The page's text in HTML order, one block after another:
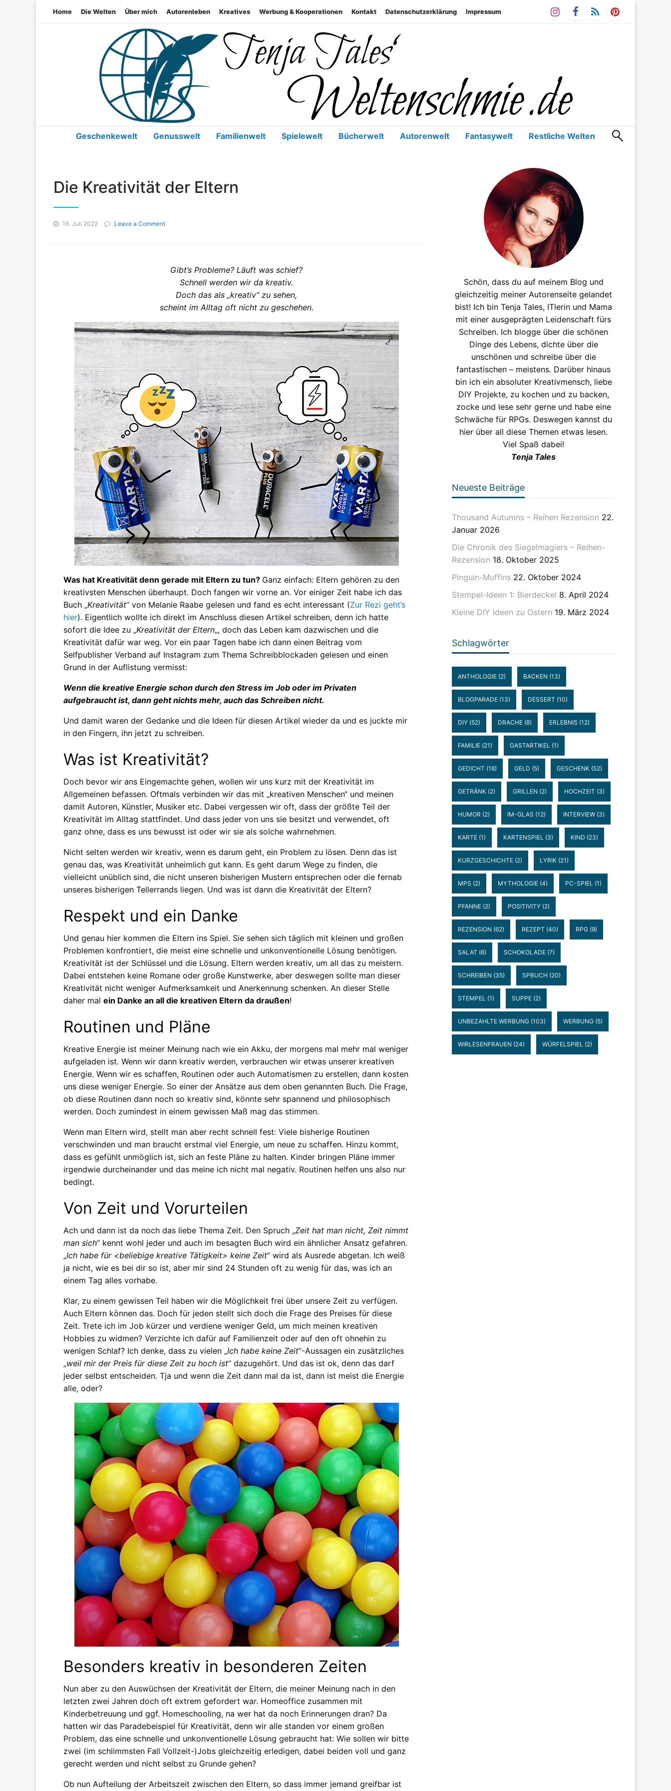
Home Die Welten Über mich Autorenleben Kreatives Werbung & Kooperationen Kontakt Datenschutzerklärung Impressum
Weltenschmie.de Blog
Geschenke, Genuss, Familie, Bücher & mehr
Geschenkewelt Genusswelt Familienwelt Spielewelt Bücherwelt Autorenwelt Fantasywelt Restliche Welten
Die Kreativität der Eltern
16. Juli 2022 Leave a Commenton
Gibt’s Probleme? Läuft was schief?
Schnell werden wir da kreativ.
Doch das als „kreativ“ zu sehen,
scheint im Alltag oft nicht zu geschehen.
Was hat Kreativität denn gerade mit Eltern zu tun? Ganz einfach: Eltern gehören zu den
kreativsten Menschen überhaupt. Doch fangen wir vorne an. Vor einiger Zeit habe ich das
Buch „Kreativität“ von Melanie Raabe gelesen und fand es echt interessant (Zur Rezi geht’s
hier). Eigentlich wollte ich direkt im Anschluss diesen Artikel schreiben, denn ich hatte
sofort die Idee zu „Kreativität der Eltern„, doch das Leben kam dazwischen und die
Kreativität dafür war weg. Vor ein paar Tagen habe ich dann einen Beitrag vom
Selfpublisher Verband auf Instagram zum Thema Schreibblockaden gelesen und einen
Grund in der Auflistung vermisst:
Wenn die kreative Energie schon durch den Stress im Job oder im Privaten
aufgebraucht ist, dann geht nichts mehr, auch das Schreiben nicht.
Und damit waren der Gedanke und die Ideen für diesen Artikel wieder da und es juckte mir
in den Fingern, ihn jetzt zu schreiben.
Was ist Kreativität?
Doch bevor wir ans Eingemachte gehen, wollen wir uns kurz mit der Kreativität im
Allgemeinen befassen. Oftmals verbinden wir das mit „kreativen Menschen“ und meinen
damit Autoren, Künstler, Musiker etc. Dabei vergessen wir oft, dass der größte Teil der
Kreativität im Alltag stattfindet. Und dass jeder von uns sie besitzt und verwendet, oft
ganz ohne, dass es uns bewusst ist oder wir sie als solche wahrnehmen.
Nicht selten werden wir kreativ, wenn es darum geht, ein Problem zu lösen. Denn das ist
genau das, was Kreativität unheimlich gut kann. Es geht darum Wege zu finden, die
vielleicht unüblich sind, die nicht unseren bisherigen Mustern entsprechen oder die fernab
unseres bisherigen Tellerrands liegen. Und was ist dann die Kreativität der Eltern?
Respekt und ein Danke
Und genau hier kommen die Eltern ins Spiel. Sie sehen sich täglich mit kleinen und großen
Problemen konfrontiert, die meist eine schnelle und unkonventionelle Lösung benötigen.
Kreativität ist der Schlüssel und die Lösung. Eltern werden kreativ, um all das zu meistern.
Dabei entstehen keine Romane oder große Kunstwerke, aber deswegen sollte man dieser
Kreativität nicht weniger Aufmerksamkeit und Anerkennung schenken. An dieser Stelle
daher mal ein Danke an all die kreativen Eltern da draußen!
Routinen und Pläne
Kreative Energie ist meiner Meinung nach wie ein Akku, der morgens mal mehr mal weniger
aufgeladen ist. Wenn wir dann kreativ werden, verbrauchen wir etwas unserer kreativen
Energie. Wenn wir es schaffen, Routinen oder auch Automatismen zu erstellen, dann kosten
uns diese weniger Energie. So einer der Ansätze aus dem oben genannten Buch. Die Frage,
ob diese Routinen dann noch so kreativ sind, könnte sehr spannend und philosophisch
werden. Doch zumindest in einem gewissen Maß mag das stimmen.
Wenn man Eltern wird, stellt man aber recht schnell fest: Viele bisherige Routinen
verschwinden und man braucht erstmal viel Energie, um neue zu schaffen. Hinzu kommt,
dass es gefühlt unmöglich ist, sich an feste Pläne zu halten. Kinder bringen Pläne immer
irgendwie durcheinander und das meine ich nicht mal negativ. Routinen helfen uns also nur
bedingt.
Von Zeit und Vorurteilen
Ach und dann ist da noch das liebe Thema Zeit. Den Spruch „Zeit hat man nicht, Zeit nimmt
man sich“ kennt wohl jeder und auch im besagten Buch wird ein ähnlicher Ansatz gefahren.
„Ich habe für <beliebige kreative Tätigkeit> keine Zeit“ wird als Ausrede abgetan. Ich weiß
ja nicht, wie es bei dir so ist, aber mir sind 24 Stunden oft zu wenig für das, was ich an
einem Tag alles vorhabe.
Klar, zu einem gewissen Teil haben wir die Möglichkeit frei über unsere Zeit zu verfügen.
Auch Eltern können das. Doch für jeden stellt sich doch die Frage des Preises für diese
Zeit. Trete ich im Job kürzer und verdiene weniger Geld, um mich meinen kreativen
Hobbies zu widmen? Verzichte ich dafür auf Familienzeit oder auf den oft ohnehin zu
wenigen Schlaf? Ich denke, dass zu vielen „Ich habe keine Zeit“-Aussagen ein zusätzliches
„weil mir der Preis für diese Zeit zu hoch ist“ dazugehört. Und das ist ok, denn das darf
jeder selbst entscheiden. Tja und wenn die Zeit dann mal da ist, dann ist meist die Energie
alle, oder?
Besonders kreativ in besonderen Zeiten
Nun aber zu den Auswüchsen der Kreativität der Eltern, die meiner Meinung nach in den
letzten zwei Jahren doch oft extrem gefordert war. Homeoffice zusammen mit
Kinderbetreuung und ggf. Homeschooling, na wer hat da noch Erinnerungen dran? Da
hatten wir das Paradebeispiel für Kreativität, denn wir alle standen vor einem großen
Problem, das eine schnelle und unkonventionelle Lösung gebraucht hat: Wie sollen wir bitte
zwei (im schlimmsten Fall Vollzeit-)Jobs gleichzeitig erledigen, dabei beiden voll und ganz
gerecht werden und nicht selbst zu Grunde gehen?
Ob nun Aufteilung der Arbeitszeit zwischen den Eltern, so dass immer jemand greifbar ist
Schön, dass du auf meinem Blog und
gleichzeitig meiner Autorenseite gelandet
bist! Ich bin Tenja Tales, ITlerin und Mama
mit einer ausgeprägten Leidenschaft fürs
Schreiben. Ich blogge über die schönen
Dinge des Lebens, dichte über die
unschönen und schreibe über die
fantastischen – meistens. Darüber hinaus
bin ich ein absoluter Kreativmensch, liebe
DIY Projekte, zu kochen und zu backen,
zocke und lese sehr gerne und habe eine
Schwäche für RPGs. Deswegen kannst du
hier über all diese Themen etwas lesen.
Viel Spaß dabei!
Tenja Tales
Neueste Beiträge
Thousand Autumns – Reihen Rezension 22.
Januar 2026
Die Chronik des Siegelmagiers – Reihen-
Rezension 18. Oktober 2025
Pinguin-Muffins 22. Oktober 2024
Stempel-Ideen 1: Bierdeckel 8. April 2024
Kleine DIY Ideen zu Ostern 19. März 2024
Schlagwörter
ANTHOLOGIE (2) BACKEN (13)
BLOGPARADE (13) DESSERT (10)
DIY (52) DRACHE (8) ERLEBNIS (12)
FAMILIE (21) GASTARTIKEL (1)
GEDICHT (18) GELD (5) GESCHENK (52)
GETRÄNK (2) GRILLEN (2) HOCHZEIT (3)
HUMOR (2) IM-GLAS (12) INTERVIEW (3)
KARTE (1) KARTENSPIEL (3) KIND (23)
KURZGESCHICHTE (2) LYRIK (21)
MPS (2) MYTHOLOGIE (4) PC-SPIEL (1)
PFANNE (2) POSITIVITY (2)
REZENSION (62) REZEPT (40) RPG (9)
SALAT (6) SCHOKOLADE (7)
SCHREIBEN (35) SPBUCH (20)
STEMPEL (1) SUPPE (2)
UNBEZAHLTE WERBUNG (103) WERBUNG (5)
WIRLESENFRAUEN (24) WÜRFELSPIEL (2)